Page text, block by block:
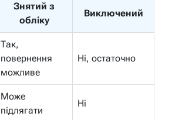
Знятий з
обліку
Виключений
Так,
повернення
можливе
Ні, остаточно
Може
підлягати
Ні